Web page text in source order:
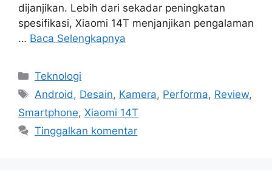
dijanjikan. Lebih dari sekadar peningkatan
spesifikasi, Xiaomi 14T menjanjikan pengalaman
… Baca Selengkapnya
Kategori
Teknologi
Tag
Android, Desain, Kamera, Performa, Review,
Smartphone, Xiaomi 14T
Tinggalkan komentar